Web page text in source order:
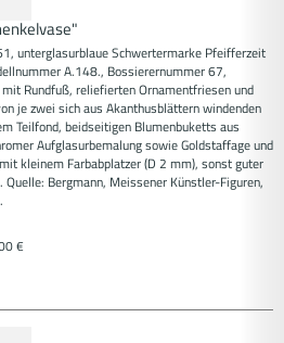
unterglasurblaue Schwertermarke Pfeifferzeit
A.148., Bossierernummer 67,
Rundfuß, reliefierten Ornamentfriesen und
je zwei sich aus Akanthusblättern windenden
Teilfond, beidseitigen Blumenbuketts aus
Aufglasurbemalung sowie Goldstaffage und
kleinem Farbabplatzer (D 2 mm), sonst guter
Bergmann, Meissener Künstler-Figuren,
€